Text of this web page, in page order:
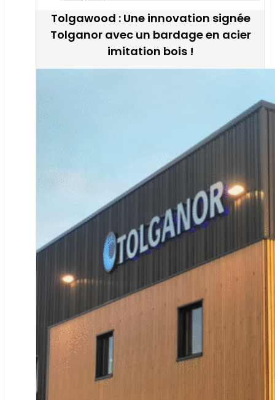
Tolgawood : Une innovation signée
Tolganor avec un bardage en acier
imitation bois !